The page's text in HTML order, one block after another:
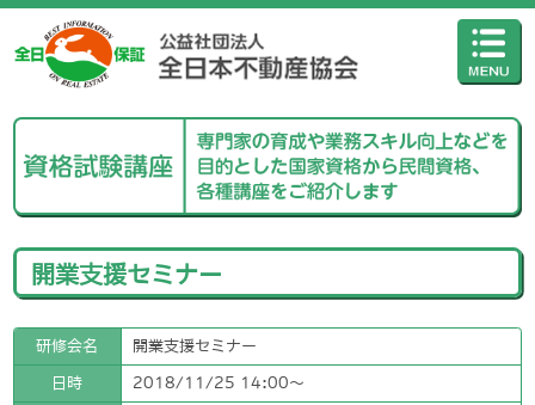
開業支援セミナー
研修会名 開業支援セミナー
日時 2018/11/25 14:00〜